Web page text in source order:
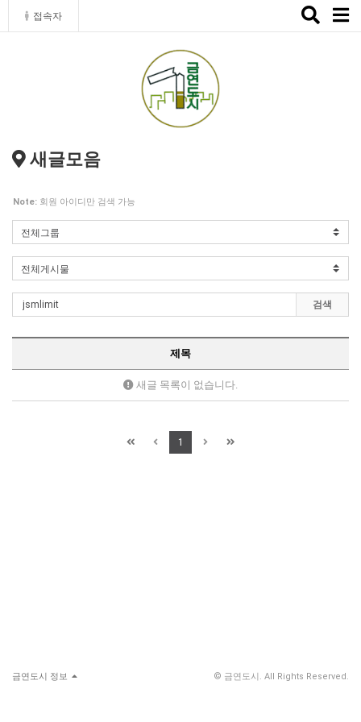
접속자
Toggle
새글모음
Note: 회원 아이디만 검색 가능
검색
제목
새글 목록이 없습니다.
1
금연도시 정보 © 금연도시. All Rights Reserved.